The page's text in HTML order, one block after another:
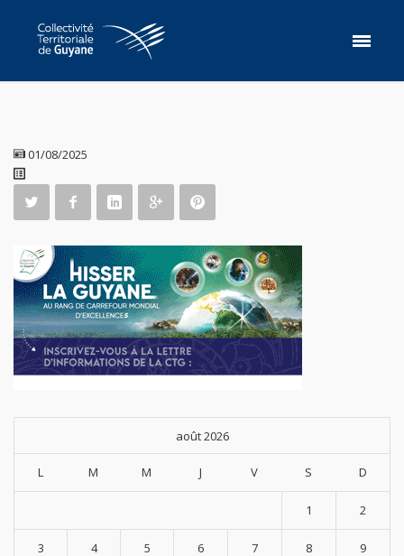
01/08/2025
août 2026
L M M J V S D
1 2
3 4 5 6 7 8 9